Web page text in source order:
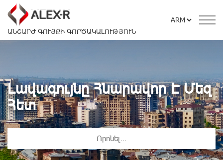
ԱՆՇԱՐԺ ԳՈՒՅՔԻ ԳՈՐԾԱԿԱԼՈՒԹՅՈՒՆ
Լավագույնը Հնարավոր Է Մեզ
Հետ